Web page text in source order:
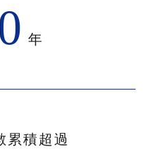
年
累積超過